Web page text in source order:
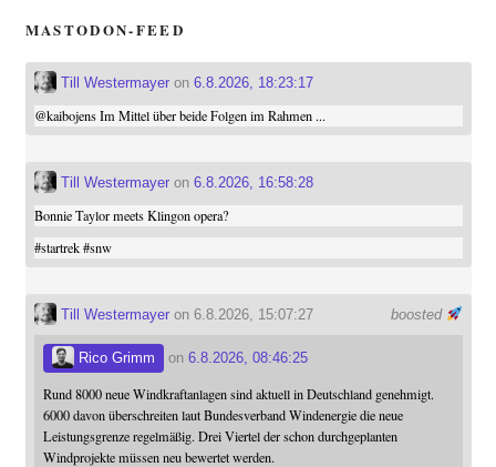
MASTODON-FEED
Till Westermayeron 6.8.2026, 18:23:17
@kaibojensIm Mittel über beide Folgen im Rahmen ...
Till Westermayeron 6.8.2026, 16:58:28
Bonnie Taylor meets Klingon opera?
#startrek #snw
boosted
Till Westermayeron 6.8.2026, 15:07:27
Rico Grimm on 6.8.2026, 08:46:25
Rund 8000 neue Windkraftanlagen sind aktuell in Deutschland genehmigt.
6000 davon überschreiten laut Bundesverband Windenergie die neue
Leistungsgrenze regelmäßig. Drei Viertel der schon durchgeplanten
Windprojekte müssen neu bewertet werden.